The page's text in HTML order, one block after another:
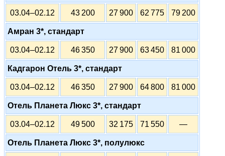
03.04–02.12 43 200 27 900 62 775 79 200
Амран 3*, стандарт
03.04–02.12 46 350 27 900 63 450 81 000
Кадгарон Отель 3*, стандарт
03.04–02.12 46 350 27 900 64 800 81 000
Отель Планета Люкс 3*, стандарт
03.04–02.12 49 500 32 175 71 550 —
Отель Планета Люкс 3*, полулюкс